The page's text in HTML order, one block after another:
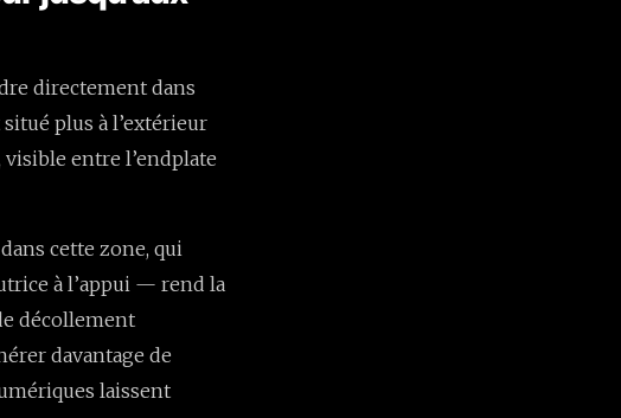
directement dans
plus à l’extérieur
entre l’endplate
cette zone, qui
à l’appui — rend la
décollement
davantage de
laissent